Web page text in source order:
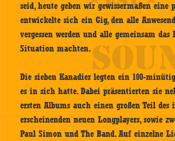
seid, heute geben wir gewissermaßen eine
entwickelte sich ein Gig, den alle
vergessen werden und alle gemeinsam das
Situation machten.
Die sieben Kanadier legten ein 100-
es in sich hatte. Dabei präsentierten sie
ersten Albums auch einen großen Teil des
erscheinenden neuen Longplayers, sowie
Paul Simon und The Band. Auf einzelne